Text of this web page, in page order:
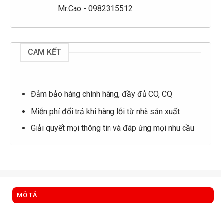
Mr.Cao - 0982315512
CAM KẾT
Đảm bảo hàng chính hãng, đầy đủ CO, CQ
Miễn phí đổi trả khi hàng lỗi từ nhà sản xuất
Giải quyết mọi thông tin và đáp ứng mọi nhu cầu
MÔ TẢ